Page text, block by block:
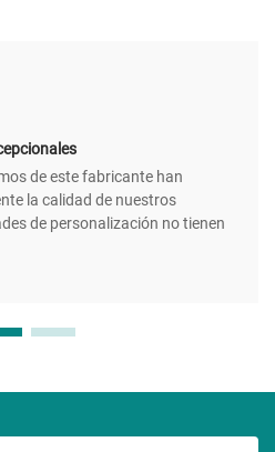
de este fabricante han
la calidad de nuestros
de personalización no tienen